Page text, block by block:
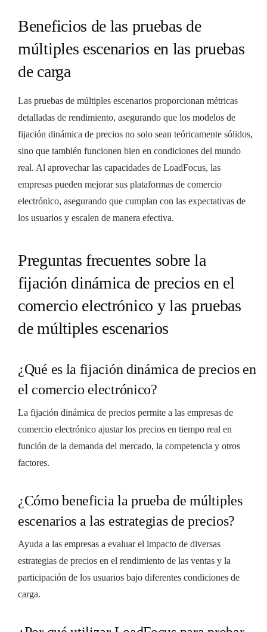
Beneficios de las pruebas de
múltiples escenarios en las pruebas
de carga
Las pruebas de múltiples escenarios proporcionan métricas
detalladas de rendimiento, asegurando que los modelos de
fijación dinámica de precios no solo sean teóricamente sólidos,
sino que también funcionen bien en condiciones del mundo
real. Al aprovechar las capacidades de LoadFocus, las
empresas pueden mejorar sus plataformas de comercio
electrónico, asegurando que cumplan con las expectativas de
los usuarios y escalen de manera efectiva.
Preguntas frecuentes sobre la
fijación dinámica de precios en el
comercio electrónico y las pruebas
de múltiples escenarios
¿Qué es la fijación dinámica de precios en
el comercio electrónico?
La fijación dinámica de precios permite a las empresas de
comercio electrónico ajustar los precios en tiempo real en
función de la demanda del mercado, la competencia y otros
factores.
¿Cómo beneficia la prueba de múltiples
escenarios a las estrategias de precios?
Ayuda a las empresas a evaluar el impacto de diversas
estrategias de precios en el rendimiento de las ventas y la
participación de los usuarios bajo diferentes condiciones de
carga.